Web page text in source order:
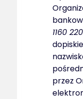
1160
przez